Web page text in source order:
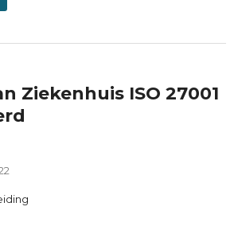
Ziekenhuis ISO 27001